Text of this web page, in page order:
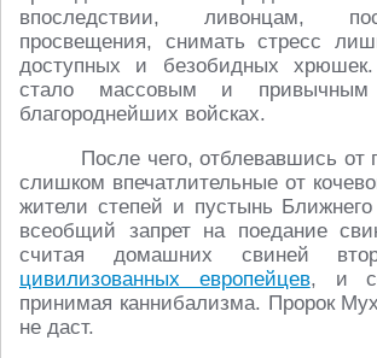
впоследствии, ливонцам,
просвещения, снимать стресс
доступных и безобидных
стало массовым и
благороднейших войсках.
После чего, отблевавшись от
слишком впечатлительные от
жители степей и пустынь Ближнего
всеобщий запрет на поедание
считая домашних свиней
цивилизованных европейцев, и
принимая каннибализма. Пророк
не даст.